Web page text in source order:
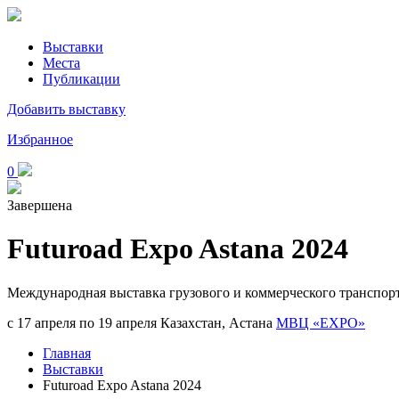
Выставки
Места
Публикации
Добавить выставку
Избранное
0
Завершена
Futuroad Expo Astana 2024
Международная выставка грузового и коммерческого
с 17 апреля по 19 апреля Казахстан, Астана МВЦ «EXPO»
Главная
Выставки
Futuroad Expo Astana 2024